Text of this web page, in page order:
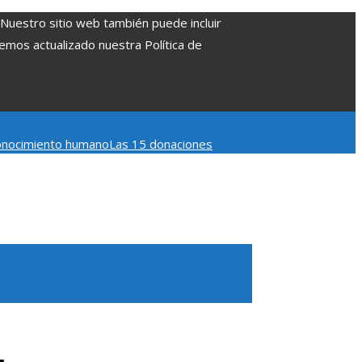
sitio web también puede incluir
actualizado nuestra Política de
humanoLas 15 donaciones